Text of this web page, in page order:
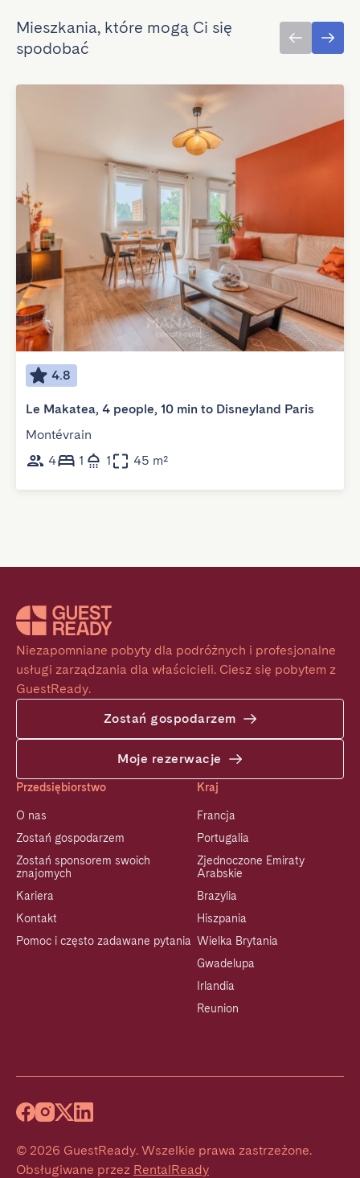
Mieszkania, które mogą Ci się
spodobać
4.8
Le Makatea, 4 people, 10 min to Disneyland Paris
Montévrain
4
1 1 45 m²
Niezapomniane pobyty dla podróżnych i profesjonalne
usługi zarządzania dla właścicieli. Ciesz się pobytem z
GuestReady.
Zostań gospodarzem
Moje rezerwacje
Przedsiębiorstwo
O nas
Zostań gospodarzem
Zostań sponsorem swoich
znajomych
Kariera
Kontakt
Pomoc i często zadawane pytania
Kraj
Francja
Portugalia
Zjednoczone Emiraty
Arabskie
Brazylia
Hiszpania
Wielka Brytania
Gwadelupa
Irlandia
Reunion
© 2026 GuestReady. Wszelkie prawa zastrzeżone.
Obsługiwane przez RentalReady